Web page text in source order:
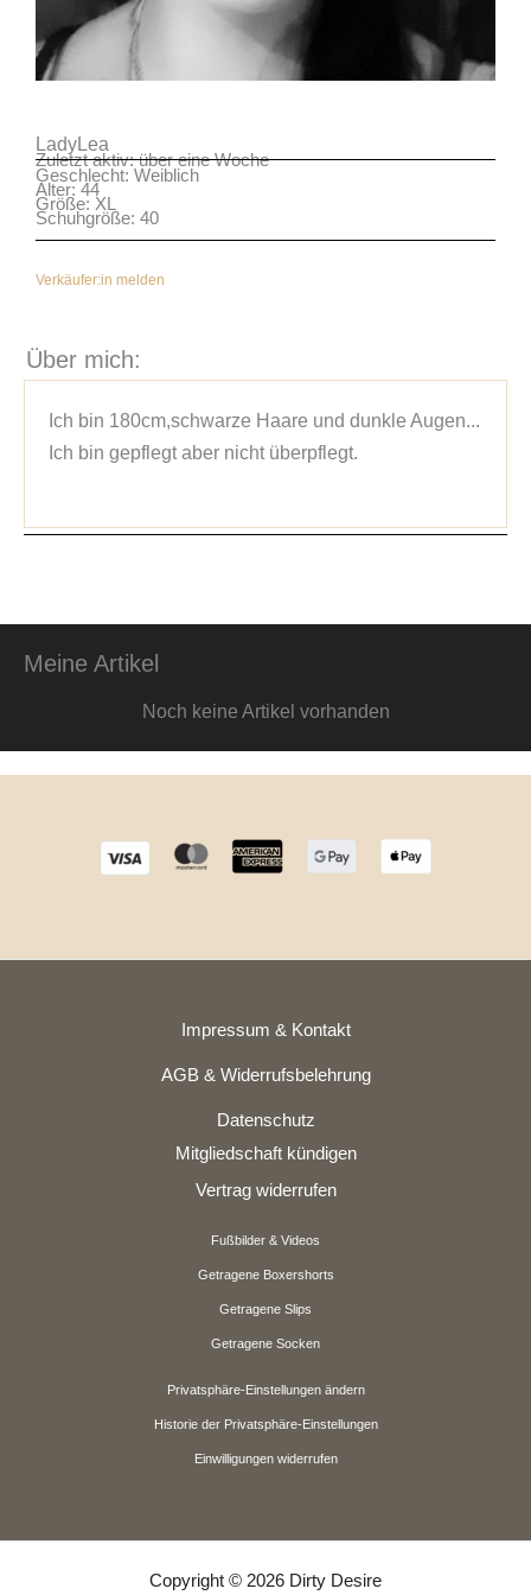
LadyLea
Zuletzt aktiv: über eine Woche
Geschlecht: Weiblich
Alter: 44
Größe: XL
Schuhgröße: 40
Verkäufer:in melden
Über mich:
Ich bin 180cm,schwarze Haare und dunkle Augen...
Ich bin gepflegt aber nicht überpflegt.
Meine Artikel
Noch keine Artikel vorhanden
Impressum & Kontakt
AGB & Widerrufsbelehrung
Datenschutz
Mitgliedschaft kündigen
Vertrag widerrufen
Fußbilder & Videos
Getragene Boxershorts
Getragene Slips
Getragene Socken
Privatsphäre-Einstellungen ändern
Historie der Privatsphäre-Einstellungen
Einwilligungen widerrufen
Copyright © 2026 Dirty Desire